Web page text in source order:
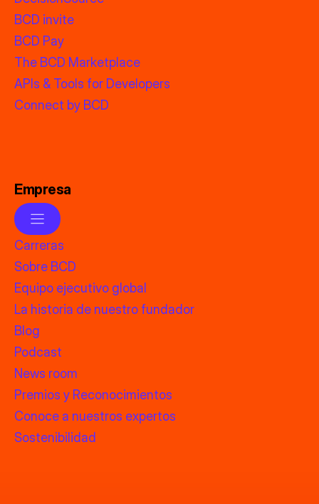
BCD invite
BCD Pay
The BCD Marketplace
APIs & Tools for Developers
Connect by BCD
Empresa
Carreras
Sobre BCD
Equipo ejecutivo global
La historia de nuestro fundador
Blog
Podcast
News room
Premios y Reconocimientos
Conoce a nuestros expertos
Sostenibilidad